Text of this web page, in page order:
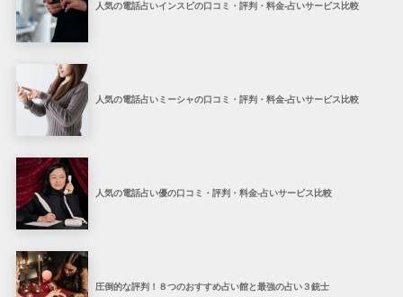
人気の電話占いインスピの口コミ・評判・料金-占いサービス比較
人気の電話占いミーシャの口コミ・評判・料金-占いサービス比較
人気の電話占い優の口コミ・評判・料金-占いサービス比較
圧倒的な評判！８つのおすすめ占い館と最強の占い３銃士